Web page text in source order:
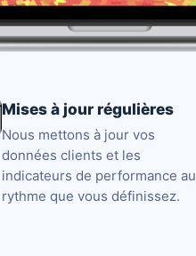
Mises à jour régulières
Nous mettons à jour vos
données clients et les
indicateurs de performance au
rythme que vous définissez.